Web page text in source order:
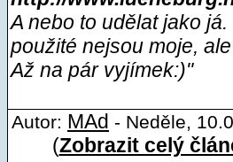
A nebo to udělat jako
použité nejsou moje,
Až na pár vyjímek:)"
Autor: MAd - Neděle,
(Zobrazit celý